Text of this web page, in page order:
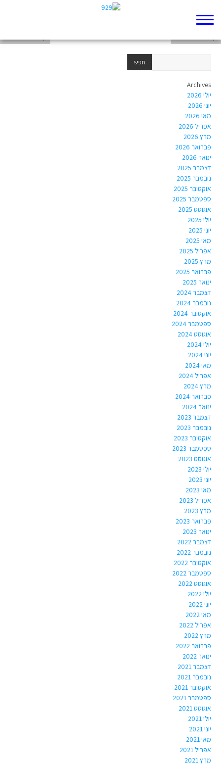
Archives
יולי 2026
יוני 2026
מאי 2026
אפריל 2026
מרץ 2026
פברואר 2026
ינואר 2026
דצמבר 2025
נובמבר 2025
אוקטובר 2025
ספטמבר 2025
אוגוסט 2025
יולי 2025
יוני 2025
מאי 2025
אפריל 2025
מרץ 2025
פברואר 2025
ינואר 2025
דצמבר 2024
נובמבר 2024
אוקטובר 2024
ספטמבר 2024
אוגוסט 2024
יולי 2024
יוני 2024
מאי 2024
אפריל 2024
מרץ 2024
פברואר 2024
ינואר 2024
דצמבר 2023
נובמבר 2023
אוקטובר 2023
ספטמבר 2023
אוגוסט 2023
יולי 2023
יוני 2023
מאי 2023
אפריל 2023
מרץ 2023
פברואר 2023
ינואר 2023
דצמבר 2022
נובמבר 2022
אוקטובר 2022
ספטמבר 2022
אוגוסט 2022
יולי 2022
יוני 2022
מאי 2022
אפריל 2022
מרץ 2022
פברואר 2022
ינואר 2022
דצמבר 2021
נובמבר 2021
אוקטובר 2021
ספטמבר 2021
אוגוסט 2021
יולי 2021
יוני 2021
מאי 2021
אפריל 2021
מרץ 2021